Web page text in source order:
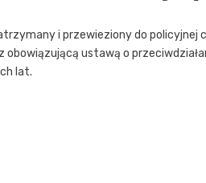
i przewieziony do policyjnej
obowiązującą ustawą o
lat.